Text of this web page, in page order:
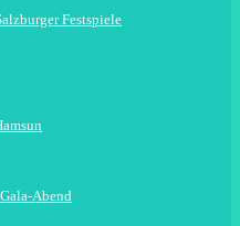
Festspiele
Abend